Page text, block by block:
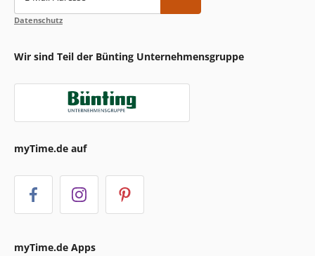
Datenschutz
Wir sind Teil der Bünting Unternehmensgruppe
myTime.de auf
myTime.de Apps